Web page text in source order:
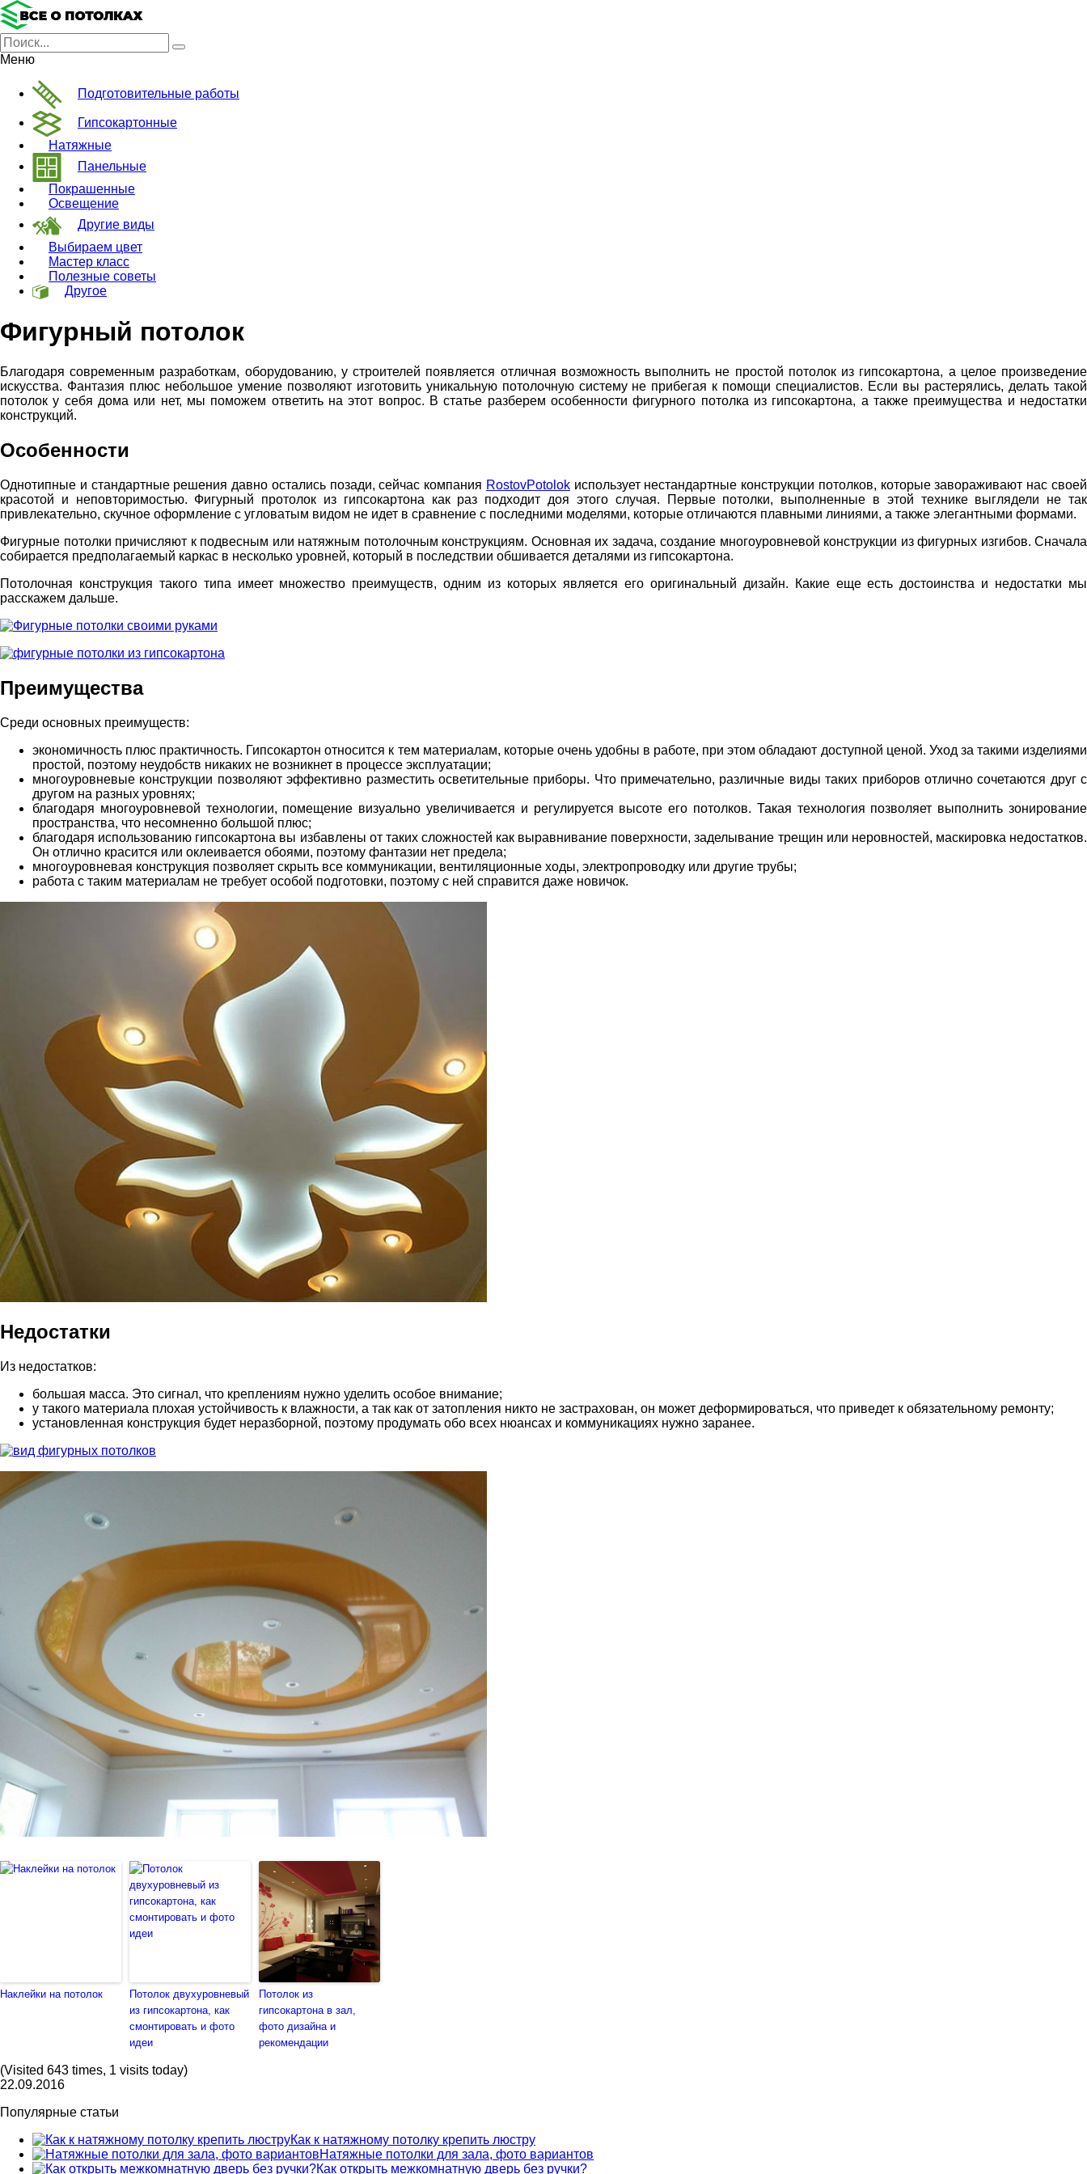
Меню
Подготовительные работы
Гипсокартонные
Натяжные
Панельные
Покрашенные
Освещение
Другие виды
Выбираем цвет
Мастер класс
Полезные советы
Другое
Фигурный потолок
Благодаря современным разработкам, оборудованию, у строителей появляется отличная возможность выполнить не простой потолок из гипсокартона, а целое произведение
искусства. Фантазия плюс небольшое умение позволяют изготовить уникальную потолочную систему не прибегая к помощи специалистов. Если вы растерялись, делать такой
потолок у себя дома или нет, мы поможем ответить на этот вопрос. В статье разберем особенности фигурного потолка из гипсокартона, а также преимущества и недостатки
конструкций.
Особенности
Однотипные и стандартные решения давно остались позади, сейчас компания RostovPotolokиспользует нестандартные конструкции потолков, которые завораживают нас своей
красотой и неповторимостью. Фигурный протолок из гипсокартона как раз подходит доя этого случая. Первые потолки, выполненные в этой технике выглядели не так
привлекательно, скучное оформление с угловатым видом не идет в сравнение с последними моделями, которые отличаются плавными линиями, а также элегантными формами.
Фигурные потолки причисляют к подвесным или натяжным потолочным конструкциям. Основная их задача, создание многоуровневой конструкции из фигурных изгибов. Сначала
собирается предполагаемый каркас в несколько уровней, который в последствии обшивается деталями из гипсокартона.
Потолочная конструкция такого типа имеет множество преимуществ, одним из которых является его оригинальный дизайн. Какие еще есть достоинства и недостатки мы
расскажем дальше.
Преимущества
Среди основных преимуществ:
экономичность плюс практичность. Гипсокартон относится к тем материалам, которые очень удобны в работе, при этом обладают доступной ценой. Уход за такими изделиями
простой, поэтому неудобств никаких не возникнет в процессе эксплуатации;
многоуровневые конструкции позволяют эффективно разместить осветительные приборы. Что примечательно, различные виды таких приборов отлично сочетаются друг с
другом на разных уровнях;
благодаря многоуровневой технологии, помещение визуально увеличивается и регулируется высоте его потолков. Такая технология позволяет выполнить зонирование
пространства, что несомненно большой плюс;
благодаря использованию гипсокартона вы избавлены от таких сложностей как выравнивание поверхности, заделывание трещин или неровностей, маскировка недостатков.
Он отлично красится или оклеивается обоями, поэтому фантазии нет предела;
многоуровневая конструкция позволяет скрыть все коммуникации, вентиляционные ходы, электропроводку или другие трубы;
работа с таким материалам не требует особой подготовки, поэтому с ней справится даже новичок.
Недостатки
Из недостатков:
большая масса. Это сигнал, что креплениям нужно уделить особое внимание;
у такого материала плохая устойчивость к влажности, а так как от затопления никто не застрахован, он может деформироваться, что приведет к обязательному ремонту;
установленная конструкция будет неразборной, поэтому продумать обо всех нюансах и коммуникациях нужно заранее.
Наклейки на потолок
Потолок двухуровневый
из гипсокартона, как
смонтировать и фото
идеи
Потолок из
гипсокартона в зал,
фото дизайна и
рекомендации
(Visited 643 times, 1 visits today)
22.09.2016
Популярные статьи
Как к натяжному потолку крепить люстру
Натяжные потолки для зала, фото вариантов
Как открыть межкомнатную дверь без ручки?